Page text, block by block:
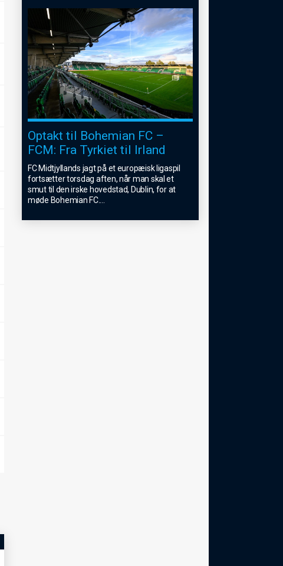
Optakt til Bohemian FC –
FCM: Fra Tyrkiet til Irland
FC Midtjyllands jagt på et europæisk ligaspil
fortsætter torsdag aften, når man skal et
smut til den irske hovedstad, Dublin, for at
møde Bohemian FC.